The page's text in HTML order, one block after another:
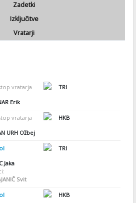
Zadetki
Izključitve
Vratarji
vratarja
TRI
Erik
vratarja
HKB
URH Ožbej
TRI
Jaka
Svit
HKB